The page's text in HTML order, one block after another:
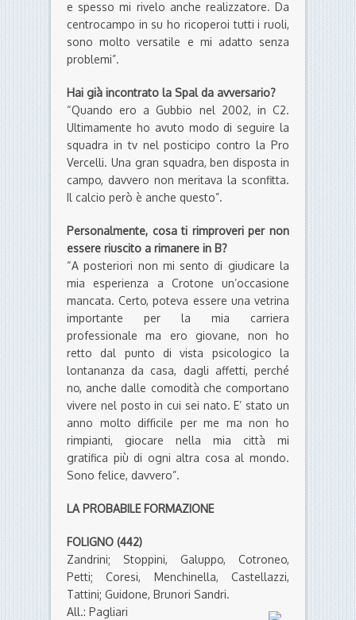
e spesso mi rivelo anche realizzatore. Da
centrocampo in su ho ricoperoi tutti i ruoli,
sono molto versatile e mi adatto senza
problemi”.
Hai già incontrato la Spal da avversario?
“Quando ero a Gubbio nel 2002, in C2.
Ultimamente ho avuto modo di seguire la
squadra in tv nel posticipo contro la Pro
Vercelli. Una gran squadra, ben disposta in
campo, davvero non meritava la sconfitta.
Il calcio però è anche questo”.
Personalmente, cosa ti rimproveri per non
essere riuscito a rimanere in B?
“A posteriori non mi sento di giudicare la
mia esperienza a Crotone un’occasione
mancata. Certo, poteva essere una vetrina
importante per la mia carriera
professionale ma ero giovane, non ho
retto dal punto di vista psicologico la
lontananza da casa, dagli affetti, perché
no, anche dalle comodità che comportano
vivere nel posto in cui sei nato. E’ stato un
anno molto difficile per me ma non ho
rimpianti, giocare nella mia città mi
gratifica più di ogni altra cosa al mondo.
Sono felice, davvero”.
LA PROBABILE FORMAZIONE
FOLIGNO (442)
Zandrini; Stoppini, Galuppo, Cotroneo,
Petti; Coresi, Menchinella, Castellazzi,
Tattini; Guidone, Brunori Sandri.
All.: Pagliari